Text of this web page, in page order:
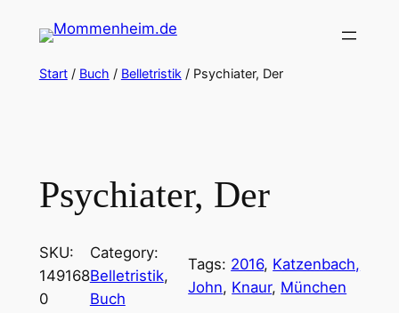
Inhalt
springen
Start/ Buch / Belletristik / Psychiater, Der
Psychiater, Der
SKU:
149168
0
Category:
Belletristik
Buch
Tags: 2016, Katzenbach,
John, Knaur, München